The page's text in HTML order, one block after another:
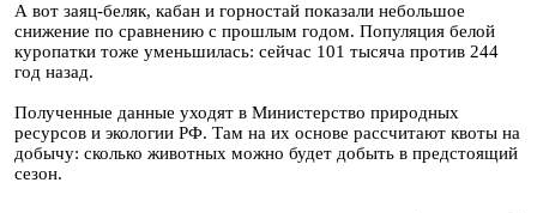
А вот заяц-беляк, кабан и горностай показали небольшое
снижение по сравнению с прошлым годом. Популяция белой
куропатки тоже уменьшилась: сейчас 101 тысяча против 244
год назад.
Полученные данные уходят в Министерство природных
ресурсов и экологии РФ. Там на их основе рассчитают квоты на
добычу: сколько животных можно будет добыть в предстоящий
сезон.